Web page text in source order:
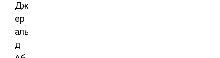
Дж
ер
аль
д